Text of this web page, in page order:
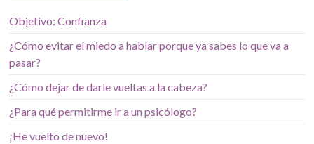
Objetivo: Confianza
¿Cómo evitar el miedo a hablar porque ya sabes lo que va a
pasar?
¿Cómo dejar de darle vueltas a la cabeza?
¿Para qué permitirme ir a un psicólogo?
¡He vuelto de nuevo!